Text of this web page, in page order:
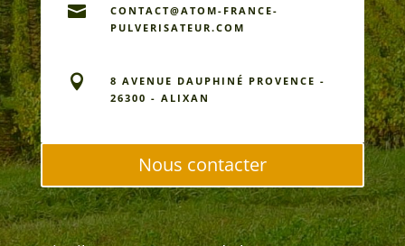

CONTACT@ATOM-FRANCE-
PULVERISATEUR.COM

8 AVENUE DAUPHINÉ PROVENCE -
26300 - ALIXAN
Nous contacter